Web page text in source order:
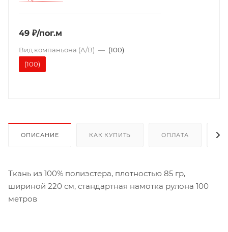
49 ₽/пог.м
Вид компаньона (А/B) — (100)
(100)
ОПИСАНИЕ КАК КУПИТЬ ОПЛАТА
Ткань из 100% полиэстера, плотностью 85 гр,
шириной 220 см, стандартная намотка рулона 100
метров